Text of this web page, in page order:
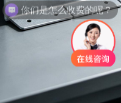
你们是怎么收费的呢？